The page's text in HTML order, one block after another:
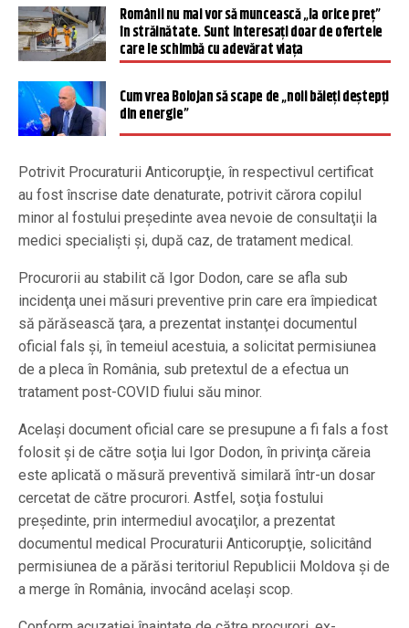
Românii nu mai vor să muncească „la orice preț”
în străinătate. Sunt interesați doar de ofertele
care le schimbă cu adevărat viața
Cum vrea Bolojan să scape de „noii băieţi deştepţi
din energie”
Potrivit Procuraturii Anticorupţie, în respectivul certificat
au fost înscrise date denaturate, potrivit cărora copilul
minor al fostului preşedinte avea nevoie de consultaţii la
medici specialişti şi, după caz, de tratament medical.
Procurorii au stabilit că Igor Dodon, care se afla sub
incidenţa unei măsuri preventive prin care era împiedicat
să părăsească ţara, a prezentat instanţei documentul
oficial fals şi, în temeiul acestuia, a solicitat permisiunea
de a pleca în România, sub pretextul de a efectua un
tratament post-COVID fiului său minor.
Acelaşi document oficial care se presupune a fi fals a fost
folosit şi de către soţia lui Igor Dodon, în privinţa căreia
este aplicată o măsură preventivă similară într-un dosar
cercetat de către procurori. Astfel, soţia fostului
preşedinte, prin intermediul avocaţilor, a prezentat
documentul medical Procuraturii Anticorupţie, solicitând
permisiunea de a părăsi teritoriul Republicii Moldova şi de
a merge în România, invocând acelaşi scop.